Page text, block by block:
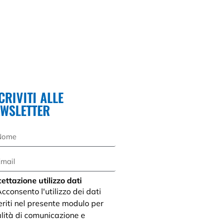
ALLE
utilizzo dati
l'utilizzo dei dati
nel presente modulo per
di comunicazione e